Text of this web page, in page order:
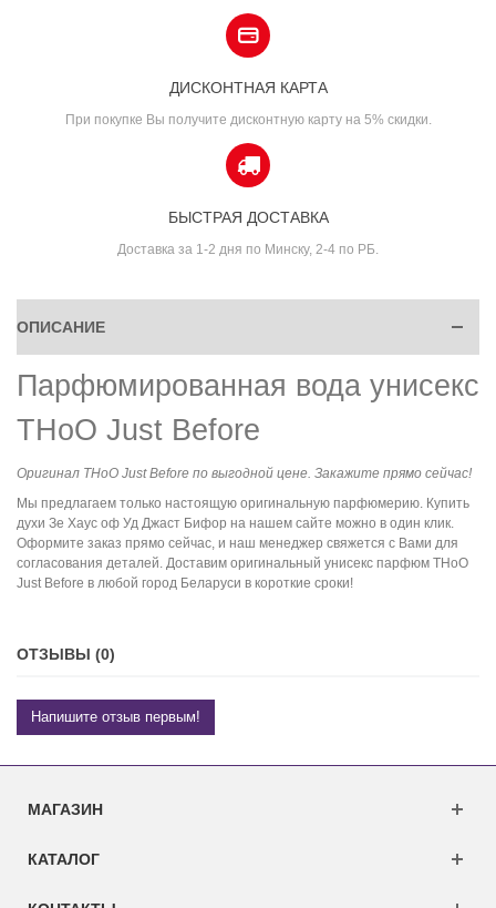
ДИСКОНТНАЯ КАРТА
При покупке Вы получите дисконтную карту на 5% скидки.
БЫСТРАЯ ДОСТАВКА
Доставка за 1-2 дня по Минску, 2-4 по РБ.
ОПИСАНИЕ
Парфюмированная вода унисекс
THoO Just Before
Оригинал THoO Just Before по выгодной цене. Закажите прямо сейчас!
Мы предлагаем только настоящую оригинальную парфюмерию. Купить
духи Зе Хаус оф Уд Джаст Бифор на нашем сайте можно в один клик.
Оформите заказ прямо сейчас, и наш менеджер свяжется с Вами для
согласования деталей. Доставим оригинальный унисекс парфюм THoO
Just Before в любой город Беларуси в короткие сроки!
ОТЗЫВЫ (0)
Напишите отзыв первым!
МАГАЗИН
КАТАЛОГ